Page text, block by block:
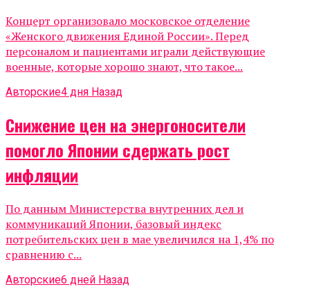
Концерт организовало московское отделение
«Женского движения Единой России». Перед
персоналом и пациентами играли действующие
военные, которые хорошо знают, что такое...
Авторские4 дня Назад
Снижение цен на энергоносители
помогло Японии сдержать рост
инфляции
По данным Министерства внутренних дел и
коммуникаций Японии, базовый индекс
потребительских цен в мае увеличился на 1,4% по
сравнению с...
Авторские6 дней Назад